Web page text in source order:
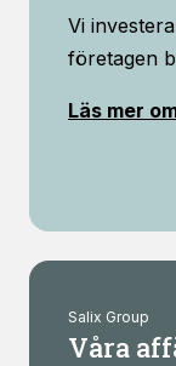
Vi
företagen
Läs mer
Salix Group
Våra